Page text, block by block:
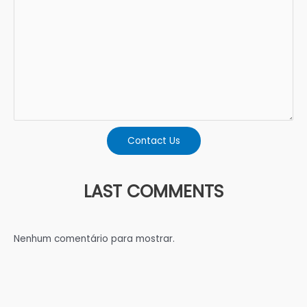
Contact Us
LAST COMMENTS
Nenhum comentário para mostrar.